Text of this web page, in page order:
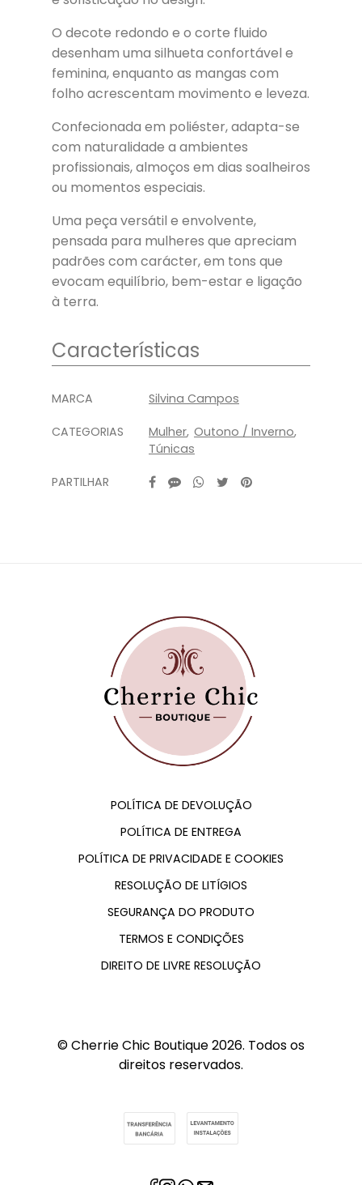
O decote redondo e o corte fluido
desenham uma silhueta confortável e
feminina, enquanto as mangas com
folho acrescentam movimento e leveza.
Confecionada em poliéster, adapta-se
com naturalidade a ambientes
profissionais, almoços em dias soalheiros
ou momentos especiais.
Uma peça versátil e envolvente,
pensada para mulheres que apreciam
padrões com carácter, em tons que
evocam equilíbrio, bem-estar e ligação
à terra.
Características
Características
MARCA Silvina Campos
CATEGORIAS Mulher Outono / Inverno
Túnicas
PARTILHAR
POLÍTICA DE DEVOLUÇÃO
POLÍTICA DE ENTREGA
POLÍTICA DE PRIVACIDADE E COOKIES
RESOLUÇÃO DE LITÍGIOS
SEGURANÇA DO PRODUTO
TERMOS E CONDIÇÕES
DIREITO DE LIVRE RESOLUÇÃO
© Cherrie Chic Boutique 2026. Todos os
direitos reservados.